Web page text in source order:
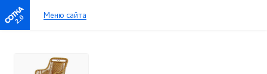
2.0 Меню сайта